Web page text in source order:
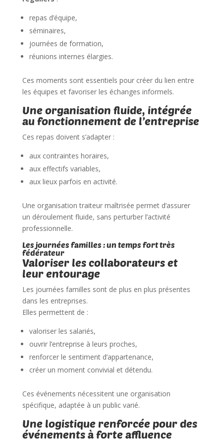
repas d’équipe,
séminaires,
journées de formation,
réunions internes élargies.
Ces moments sont essentiels pour créer du lien entre
les équipes et favoriser les échanges informels.
Une organisation fluide, intégrée
au fonctionnement de l’entreprise
Ces repas doivent s’adapter :
aux contraintes horaires,
aux effectifs variables,
aux lieux parfois en activité.
Une organisation traiteur maîtrisée permet d’assurer
un déroulement fluide, sans perturber l’activité
professionnelle.
Les journées familles : un temps fort très
fédérateur
Valoriser les collaborateurs et
leur entourage
Les journées familles sont de plus en plus présentes
dans les entreprises.
Elles permettent de :
valoriser les salariés,
ouvrir l’entreprise à leurs proches,
renforcer le sentiment d’appartenance,
créer un moment convivial et détendu.
Ces événements nécessitent une organisation
spécifique, adaptée à un public varié.
Une logistique renforcée pour des
événements à forte affluence